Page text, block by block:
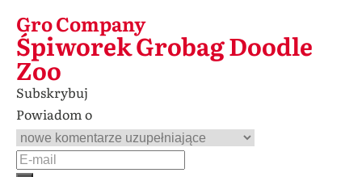
Gro Company
Śpiworek Grobag Doodle
Zoo
Subskrybuj
Powiadom o